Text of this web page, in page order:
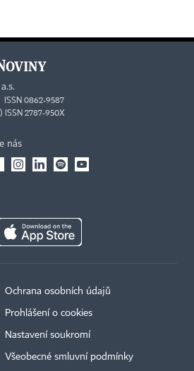
0862-9587
ISSN 2787-950X
nás
Ochrana osobních údajů
Prohlášení o cookies
Nastavení soukromí
Všeobecné smluvní podmínky